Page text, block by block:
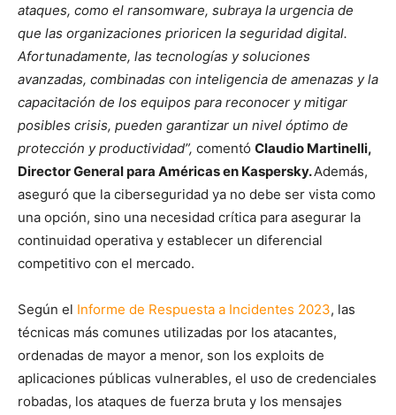
ataques, como el ransomware, subraya la urgencia de
que las organizaciones prioricen la seguridad digital.
Afortunadamente, las tecnologías y soluciones
avanzadas, combinadas con inteligencia de amenazas y la
capacitación de los equipos para reconocer y mitigar
posibles crisis, pueden garantizar un nivel óptimo de
protección y productividad”, comentó Claudio Martinelli,
Director General para Américas en Kaspersky.Además,
aseguró que la ciberseguridad ya no debe ser vista como
una opción, sino una necesidad crítica para asegurar la
continuidad operativa y establecer un diferencial
competitivo con el mercado.
Según el Informe de Respuesta a Incidentes 2023, las
técnicas más comunes utilizadas por los atacantes,
ordenadas de mayor a menor, son los exploits de
aplicaciones públicas vulnerables, el uso de credenciales
robadas, los ataques de fuerza bruta y los mensajes